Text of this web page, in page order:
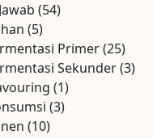
(54)
(5)
Primer(25)
Sekunder(3)
(1)
(3)
(10)